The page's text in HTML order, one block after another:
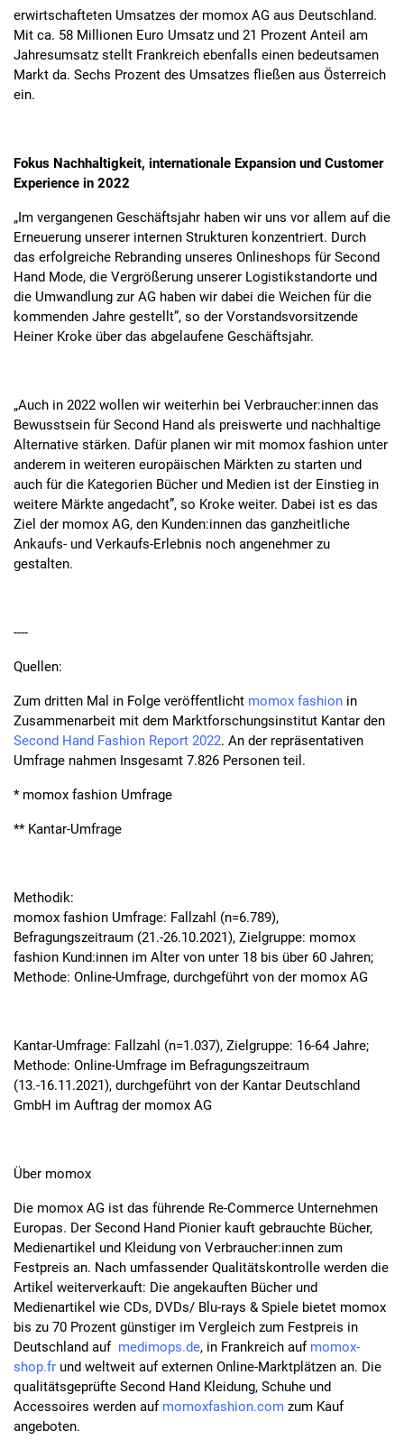
erwirtschafteten Umsatzes der momox AG aus Deutschland.
Mit ca. 58 Millionen Euro Umsatz und 21 Prozent Anteil am
Jahresumsatz stellt Frankreich ebenfalls einen bedeutsamen
Markt da. Sechs Prozent des Umsatzes fließen aus Österreich
ein.
Fokus Nachhaltigkeit, internationale Expansion und Customer
Experience in 2022
„Im vergangenen Geschäftsjahr haben wir uns vor allem auf die
Erneuerung unserer internen Strukturen konzentriert. Durch
das erfolgreiche Rebranding unseres Onlineshops für Second
Hand Mode, die Vergrößerung unserer Logistikstandorte und
die Umwandlung zur AG haben wir dabei die Weichen für die
kommenden Jahre gestellt”, so der Vorstandsvorsitzende
Heiner Kroke über das abgelaufene Geschäftsjahr.
„Auch in 2022 wollen wir weiterhin bei Verbraucher:innen das
Bewusstsein für Second Hand als preiswerte und nachhaltige
Alternative stärken. Dafür planen wir mit momox fashion unter
anderem in weiteren europäischen Märkten zu starten und
auch für die Kategorien Bücher und Medien ist der Einstieg in
weitere Märkte angedacht”, so Kroke weiter. Dabei ist es das
Ziel der momox AG, den Kunden:innen das ganzheitliche
Ankaufs- und Verkaufs-Erlebnis noch angenehmer zu
gestalten.
----
Quellen:
Zum dritten Mal in Folge veröffentlicht momox fashion in
Zusammenarbeit mit dem Marktforschungsinstitut Kantar den
Second Hand Fashion Report 2022. An der repräsentativen
Umfrage nahmen Insgesamt 7.826 Personen teil.
* momox fashion Umfrage
** Kantar-Umfrage
Methodik:
momox fashion Umfrage: Fallzahl (n=6.789),
Befragungszeitraum (21.-26.10.2021), Zielgruppe: momox
fashion Kund:innen im Alter von unter 18 bis über 60 Jahren;
Methode: Online-Umfrage, durchgeführt von der momox AG
Kantar-Umfrage: Fallzahl (n=1.037), Zielgruppe: 16-64 Jahre;
Methode: Online-Umfrage im Befragungszeitraum
(13.-16.11.2021), durchgeführt von der Kantar Deutschland
GmbH im Auftrag der momox AG
Über momox
Die momox AG ist das führende Re-Commerce Unternehmen
Europas. Der Second Hand Pionier kauft gebrauchte Bücher,
Medienartikel und Kleidung von Verbraucher:innen zum
Festpreis an. Nach umfassender Qualitätskontrolle werden die
Artikel weiterverkauft: Die angekauften Bücher und
Medienartikel wie CDs, DVDs/ Blu-rays & Spiele bietet momox
bis zu 70 Prozent günstiger im Vergleich zum Festpreis in
Deutschland auf medimops.de, in Frankreich auf momox-
shop.fr und weltweit auf externen Online-Marktplätzen an. Die
qualitätsgeprüfte Second Hand Kleidung, Schuhe und
Accessoires werden auf momoxfashion.com zum Kauf
angeboten.